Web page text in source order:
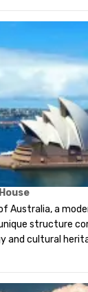
Australia, a
structure
and cultural